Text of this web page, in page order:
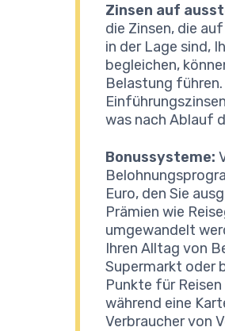
Zinsen auf
die Zinsen, die
in der Lage sind,
begleichen,
Belastung
was nach Ablauf
Bonussysteme:
Euro, den Sie
Prämien wie
umgewandelt
Ihren Alltag von
Supermarkt oder
Punkte für
während eine
Verbraucher von